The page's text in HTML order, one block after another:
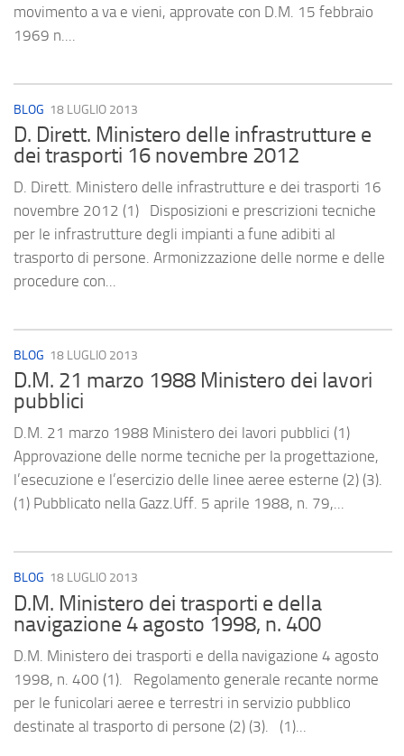
movimento a va e vieni, approvate con D.M. 15 febbraio
1969 n....
BLOG 18 LUGLIO 2013
D. Dirett. Ministero delle infrastrutture e
dei trasporti 16 novembre 2012
D. Dirett. Ministero delle infrastrutture e dei trasporti 16
novembre 2012 (1) Disposizioni e prescrizioni tecniche
per le infrastrutture degli impianti a fune adibiti al
trasporto di persone. Armonizzazione delle norme e delle
procedure con...
BLOG 18 LUGLIO 2013
D.M. 21 marzo 1988 Ministero dei lavori
pubblici
D.M. 21 marzo 1988 Ministero dei lavori pubblici (1)
Approvazione delle norme tecniche per la progettazione,
l’esecuzione e l’esercizio delle linee aeree esterne (2) (3).
(1) Pubblicato nella Gazz.Uff. 5 aprile 1988, n. 79,...
BLOG 18 LUGLIO 2013
D.M. Ministero dei trasporti e della
navigazione 4 agosto 1998, n. 400
D.M. Ministero dei trasporti e della navigazione 4 agosto
1998, n. 400 (1). Regolamento generale recante norme
per le funicolari aeree e terrestri in servizio pubblico
destinate al trasporto di persone (2) (3). (1)...